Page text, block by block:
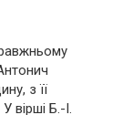
з її
вірші Б.-І.